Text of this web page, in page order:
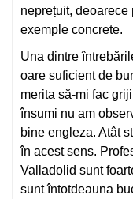
neprețuit,
exemple concrete.
Una dintre
oare suficient de
merita să-mi fac
însumi nu am
bine engleza. Atât
în acest sens.
Valladolid sunt
sunt întotdeauna